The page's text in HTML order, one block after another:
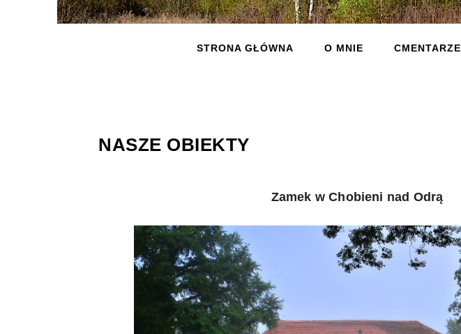
STRONA GŁÓWNA O MNIE CMENTARZE
NASZE OBIEKTY
Zamek w Chobieni nad Odrą